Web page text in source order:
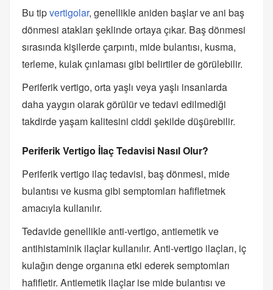
Bu tipvertigolar, genellikle aniden başlar ve ani baş
dönmesi atakları şeklinde ortaya çıkar. Baş dönmesi
sırasında kişilerde çarpıntı, mide bulantısı, kusma,
terleme, kulak çınlaması gibi belirtiler de görülebilir.
Periferik vertigo, orta yaşlı veya yaşlı insanlarda
daha yaygın olarak görülür ve tedavi edilmediği
takdirde yaşam kalitesini ciddi şekilde düşürebilir.
Periferik Vertigo İlaç Tedavisi Nasıl Olur?
Periferik vertigo ilaç tedavisi, baş dönmesi, mide
bulantısı ve kusma gibi semptomları hafifletmek
amacıyla kullanılır.
Tedavide genellikle anti-vertigo, antiemetik ve
antihistaminik ilaçlar kullanılır. Anti-vertigo ilaçları, iç
kulağın denge organına etki ederek semptomları
hafifletir. Antiemetik ilaçlar ise mide bulantısı ve